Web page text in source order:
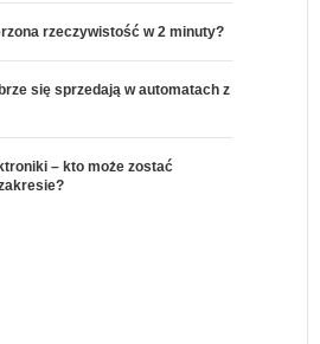
rzeczywistość w 2 minuty?
się sprzedają w automatach z
– kto może zostać